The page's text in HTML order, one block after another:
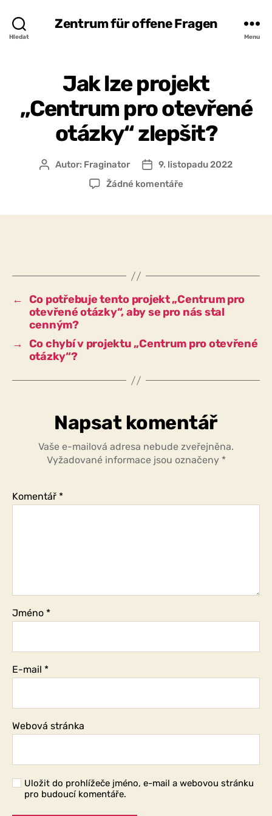
Hledat
Zentrum für offene Fragen
Menu
Jak lze projekt
„Centrum pro otevřené
otázky“ zlepšit?
AutorAutor: Fraginator
Datum
příspěvku
9. listopadu 2022
Žádné komentářeu
„Centrum
otevřené
otázky“
← Co potřebuje tento projekt „Centrum pro
otevřené otázky“, aby se pro nás stal
cenným?
→ Co chybí v projektu „Centrum pro otevřené
otázky“?
Napsat komentář
Vaše e-mailová adresa nebude zveřejněna.
Vyžadované informace jsou označeny *
Komentář *
Jméno *
E-mail *
Webová stránka
Uložit do prohlížeče jméno, e-mail a webovou stránku
pro budoucí komentáře.